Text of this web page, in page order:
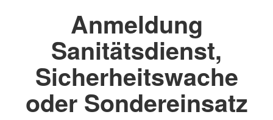
Anmeldung
Sanitätsdienst,
Sicherheitswache
oder Sondereinsatz